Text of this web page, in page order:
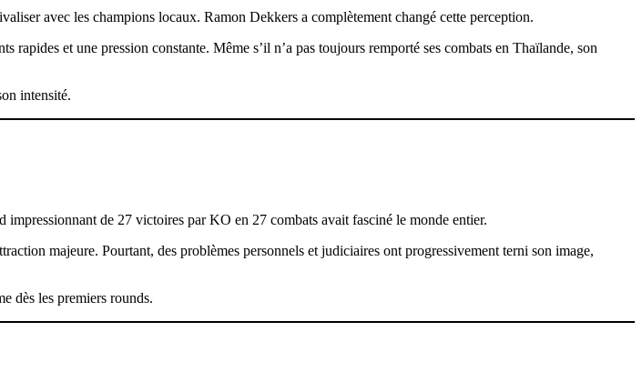
avec les champions locaux. Ramon Dekkers a complètement changé cette perception.
et une pression constante. Même s’il n’a pas toujours remporté ses combats en Thaïlande, son
intensité.
de 27 victoires par KO en 27 combats avait fasciné le monde entier.
majeure. Pourtant, des problèmes personnels et judiciaires ont progressivement terni son image,
dès les premiers rounds.